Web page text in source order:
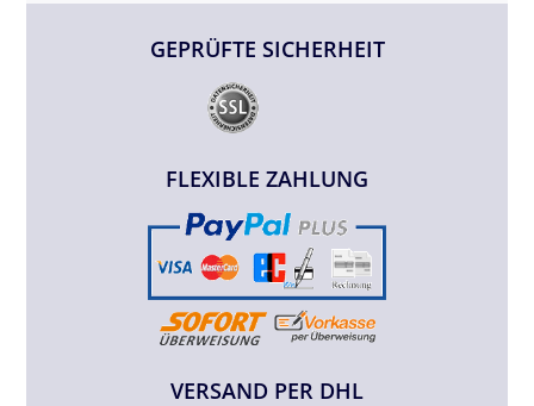
GEPRÜFTE SICHERHEIT
FLEXIBLE ZAHLUNG
VERSAND PER DHL